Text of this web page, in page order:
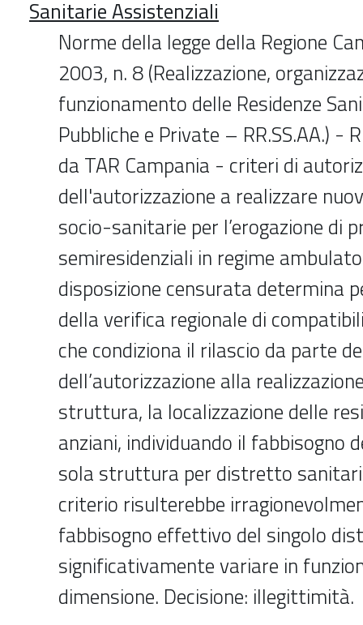
Sanitarie Assistenziali
Norme della legge della Regione
2003, n. 8 (Realizzazione,
funzionamento delle Residenze
Pubbliche e Private – RR.SS.AA.) -
da TAR Campania - criteri di
dell'autorizzazione a realizzare
socio-sanitarie per l’erogazione di
semiresidenziali in regime
disposizione censurata determina
della verifica regionale di
che condiziona il rilascio da parte
dell’autorizzazione alla
struttura, la localizzazione delle
anziani, individuando il fabbisogno
sola struttura per distretto
criterio risulterebbe
fabbisogno effettivo del singolo
significativamente variare in
dimensione. Decisione: illegittimità.